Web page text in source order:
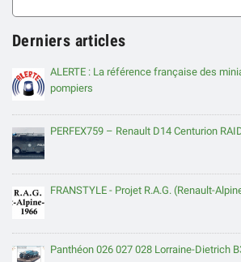
Derniers articles
ALERTE : La référence française des
pompiers
PERFEX759 – Renault D14 Centurion
FRANSTYLE - Projet R.A.G. (Renault-
Panthéon 026 027 028 Lorraine-Dietrich